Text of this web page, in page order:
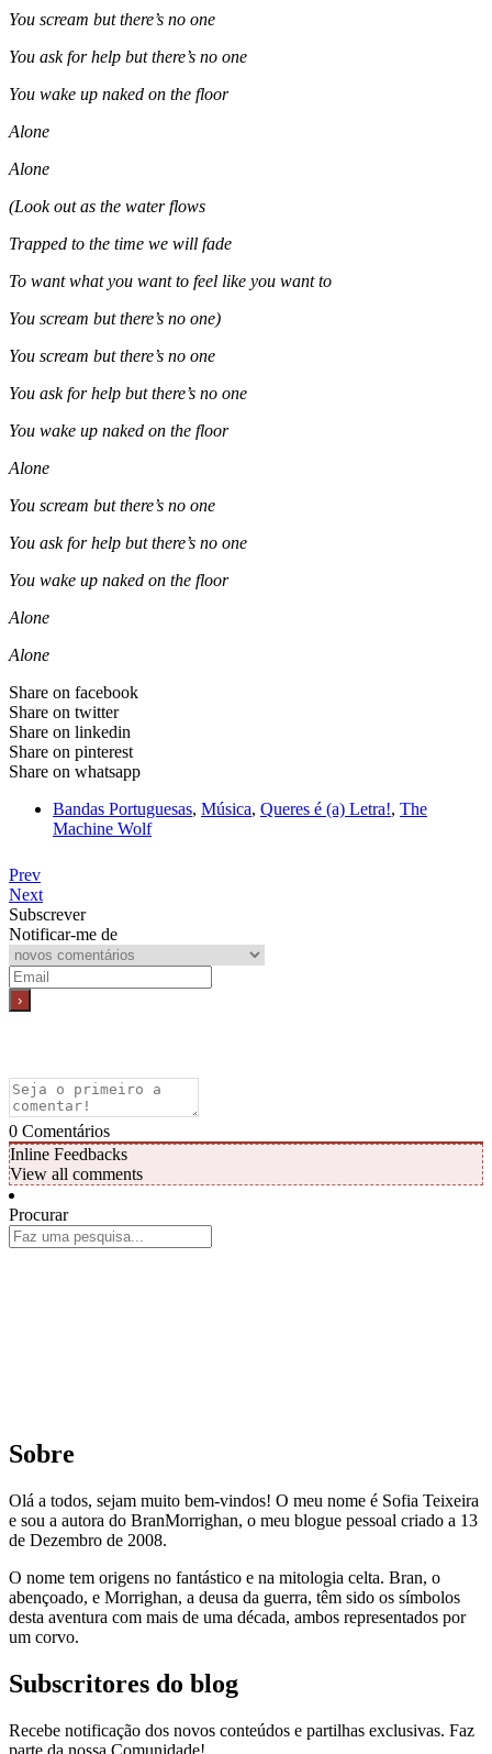
You scream but there’s no one
You ask for help but there’s no one
You wake up naked on the floor
Alone
Alone
(Look out as the water flows
Trapped to the time we will fade
To want what you want to feel like you want to
You scream but there’s no one)
You scream but there’s no one
You ask for help but there’s no one
You wake up naked on the floor
Alone
You scream but there’s no one
You ask for help but there’s no one
You wake up naked on the floor
Alone
Alone
Share on facebook
Share on twitter
Share on linkedin
Share on pinterest
Share on whatsapp
Bandas Portuguesas, Música, Queres é (a) Letra!, The
Machine Wolf
Prev
Next
Subscrever
Notificar-me de
0 Comentários
Inline Feedbacks
View all comments
Procurar
Sobre
Olá a todos, sejam muito bem-vindos! O meu nome é Sofia Teixeira
e sou a autora do BranMorrighan, o meu blogue pessoal criado a 13
de Dezembro de 2008.
O nome tem origens no fantástico e na mitologia celta. Bran, o
abençoado, e Morrighan, a deusa da guerra, têm sido os símbolos
desta aventura com mais de uma década, ambos representados por
um corvo.
Subscritores do blog
Recebe notificação dos novos conteúdos e partilhas exclusivas. Faz
parte da nossa Comunidade!